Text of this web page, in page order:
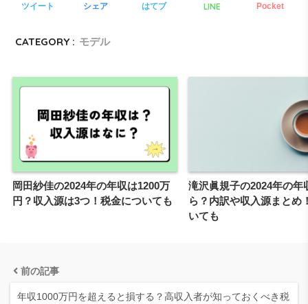
ツイート シェア はてブ LINE Pocket
CATEGORY : モデル
岡田紗佳の2024年の年収は1200万
円？収入源は3つ！税金についても
滝沢眞規子の2024年の年
ら？内訳や収入源まとめ
いても
前の記事
年収1000万円を超えると損する？高収入者が知っておくべき税